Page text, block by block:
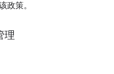
政策。
理